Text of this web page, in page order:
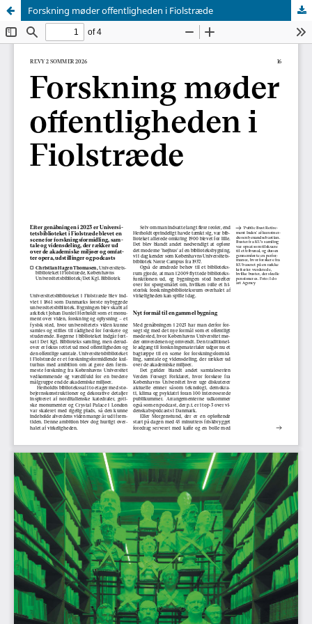
Forskning møder offentligheden i Fiolstræde